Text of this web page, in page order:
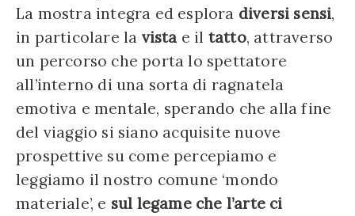
La mostra integra ed esplora diversi sensi,
in particolare la vista e il tatto, attraverso
un percorso che porta lo spettatore
all’interno di una sorta di ragnatela
emotiva e mentale, sperando che alla fine
del viaggio si siano acquisite nuove
prospettive su come percepiamo e
leggiamo il nostro comune ‘mondo
materiale’, e sul legame che l’arte ci